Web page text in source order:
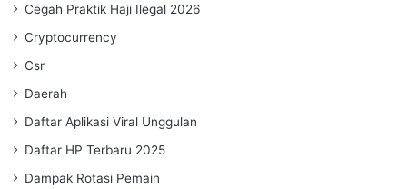
Cegah Praktik Haji Ilegal 2026
Cryptocurrency
Csr
Daerah
Daftar Aplikasi Viral Unggulan
Daftar HP Terbaru 2025
Dampak Rotasi Pemain